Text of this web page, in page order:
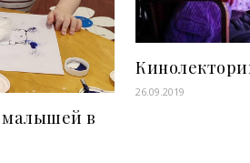
малышей в
26.09.2019